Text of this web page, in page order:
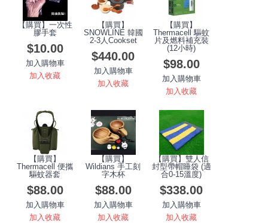
【購買】一次性
膠手套
$10.00
加入購物車
加入收藏
【購買】
SNOWLINE 韓國
2-3人Cookset
$440.00
加入購物車
加入收藏
【購買】
Thermacell 驅蚊
片及燃料補充裝
(12小時)
$98.00
加入購物車
加入收藏
【購買】
Thermacell 便攜
驅蚊器套
$88.00
加入購物車
加入收藏
【購買】
Wildians 手工刻
字木杯
$88.00
加入購物車
加入收藏
【購買】雙人信
封型帶帽睡袋 (適
合0-15溫度)
$338.00
加入購物車
加入收藏